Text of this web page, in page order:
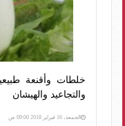
خلطات وأقنعة
والتجاعيد والهيشان
الجمعة، 16 فبراير 2018 09:00 ص